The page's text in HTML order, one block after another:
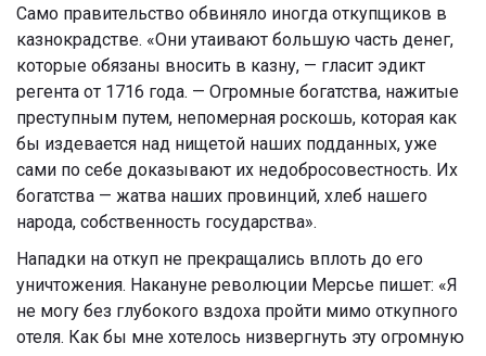
Само правительство обвиняло иногда откупщиков в
казнокрадстве. «Они утаивают большую часть денег,
которые обязаны вносить в казну, — гласит эдикт
регента от 1716 года. — Огромные богатства, нажитые
преступным путем, непомерная роскошь, которая как
бы издевается над нищетой наших подданных, уже
сами по себе доказывают их недобросовестность. Их
богатства — жатва наших провинций, хлеб нашего
народа, собственность государства».
Нападки на откуп не прекращались вплоть до его
уничтожения. Накануне революции Мерсье пишет: «Я
не могу без глубокого вздоха пройти мимо откупного
отеля. Как бы мне хотелось низвергнуть эту огромную